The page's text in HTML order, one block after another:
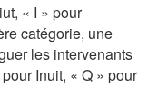
« I » pour
catégorie, une
les intervenants
Inuit, « Q » pour